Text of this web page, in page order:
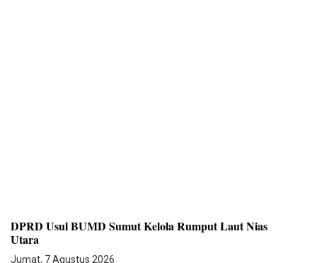
DPRD Usul BUMD Sumut Kelola Rumput Laut Nias
Utara
Jumat, 7 Agustus 2026